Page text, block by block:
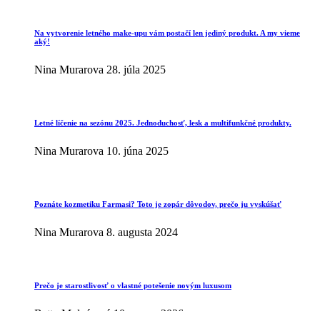
Na vytvorenie letného make-upu vám postačí len jediný produkt. A my vieme
aký!
Nina Murarova 28. júla 2025
Letné líčenie na sezónu 2025. Jednoduchosť, lesk a multifunkčné produkty.
Nina Murarova 10. júna 2025
Poznáte kozmetiku Farmasi? Toto je zopár dôvodov, prečo ju vyskúšať
Nina Murarova 8. augusta 2024
Prečo je starostlivosť o vlastné potešenie novým luxusom